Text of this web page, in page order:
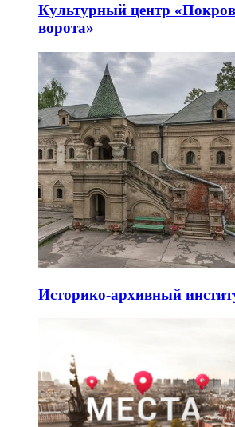
Культурный центр
ворота»
Историко-архивный